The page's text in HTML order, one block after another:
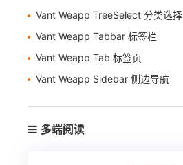
Vant Weapp TreeSelect 分类选择
Vant Weapp Tabbar 标签栏
Vant Weapp Tab 标签页
Vant Weapp Sidebar 侧边导航
多端阅读